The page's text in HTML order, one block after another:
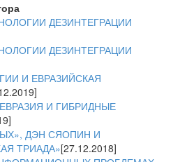
ДЕЗИНТЕГРАЦИИ
ДЕЗИНТЕГРАЦИИ
И ЕВРАЗИЙСКАЯ
И ГИБРИДНЫЕ
ДЭН СЯОПИН И
ТРИАДА»[27.12.2018]